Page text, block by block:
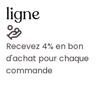
ligne
Recevez 4% en bon
d'achat pour chaque
commande